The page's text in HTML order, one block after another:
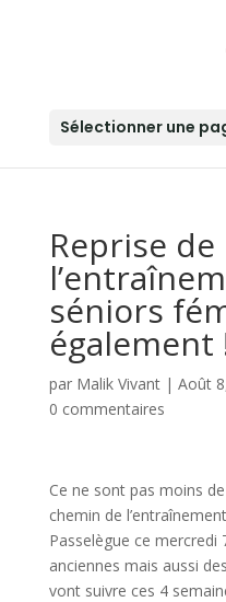
Sélectionner une
Reprise de
séniors
également
par Malik Vivant| Août
0 commentaires
Ce ne sont pas moins
chemin de
Passelègue ce mercredi
anciennes mais aussi
vont suivre ces 4